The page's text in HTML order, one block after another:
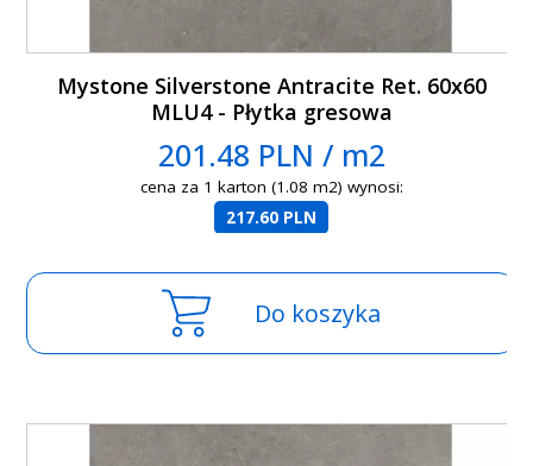
Mystone Silverstone Antracite Ret. 60x60
MLU4 - Płytka gresowa
201.48 PLN / m2
cena za 1 karton (1.08 m2) wynosi:
217.60 PLN
Do koszyka